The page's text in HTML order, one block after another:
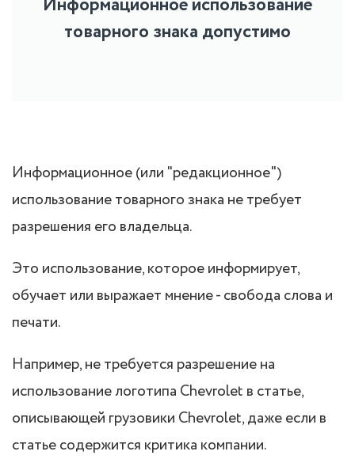
Информационное использование
товарного знака допустимо
Информационное (или "редакционное")
использование товарного знака не требует
разрешения его владельца.
Это использование, которое информирует,
обучает или выражает мнение - свобода слова и
печати.
Например, не требуется разрешение на
использование логотипа Chevrolet в статье,
описывающей грузовики Chevrolet, даже если в
статье содержится критика компании.